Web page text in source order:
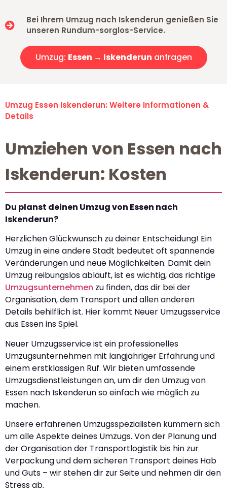
Bei Ihrem Umzug nach Iskenderun genießen Sie
unseren Rundum-sorglos-Service.
Umzug: Essen → Iskenderun anfragen
Umzug Essen Iskenderun: Weitere Informationen &
Details
Umziehen von Essen nach
Iskenderun: Kosten
Du planst deinen Umzug von Essen nach
Iskenderun?
Herzlichen Glückwunsch zu deiner Entscheidung! Ein
Umzug in eine andere Stadt bedeutet oft spannende
Veränderungen und neue Möglichkeiten. Damit dein
Umzug reibungslos abläuft, ist es wichtig, das richtige
Umzugsunternehmen zu finden, das dir bei der
Organisation, dem Transport und allen anderen
Details behilflich ist. Hier kommt Neuer Umzugsservice
aus Essen ins Spiel.
Neuer Umzugsservice ist ein professionelles
Umzugsunternehmen mit langjähriger Erfahrung und
einem erstklassigen Ruf. Wir bieten umfassende
Umzugsdienstleistungen an, um dir den Umzug von
Essen nach Iskenderun so einfach wie möglich zu
machen.
Unsere erfahrenen Umzugsspezialisten kümmern sich
um alle Aspekte deines Umzugs. Von der Planung und
der Organisation der Transportlogistik bis hin zur
Verpackung und dem sicheren Transport deines Hab
und Guts – wir stehen dir zur Seite und nehmen dir den
Stress ab.